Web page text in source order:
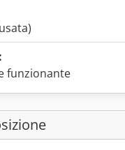
funzionante